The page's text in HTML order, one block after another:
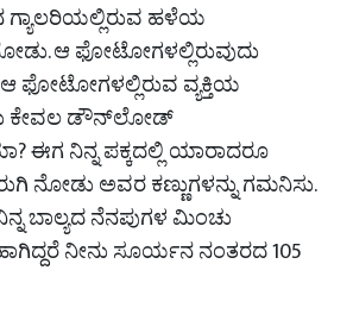
ಗ್ಯಾಲರಿಯಲ್ಲಿರುವ ಹಳೆಯ
ಆ ಫೋಟೋಗಳಲ್ಲಿರುವುದು
ಆ ಫೋಟೋಗಳಲ್ಲಿರುವ ವ್ಯಕ್ತಿಯ
ಕೇವಲ ಡೌನ್‌ಲೋಡ್
ಈಗ ನಿನ್ನ ಪಕ್ಕದಲ್ಲಿ ಯಾರಾದರೂ
ನೋಡು ಅವರ ಕಣ್ಣುಗಳನ್ನು ಗಮನಿಸು.
ಬಾಲ್ಯದ ನೆನಪುಗಳ ಮಿಂಚು
ನೀನು ಸೂರ್ಯನ ನಂತರದ 105